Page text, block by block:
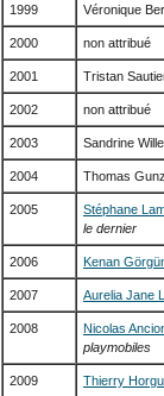
1999 Véronique
2000 non attribué
2001 Tristan
2002 non attribué
2003 Sandrine
2004 Thomas
2005 Stéphane
le dernier
2006 Kenan
2007 Aurelia Jane
2008 Nicolas
playmobiles
2009 Thierry